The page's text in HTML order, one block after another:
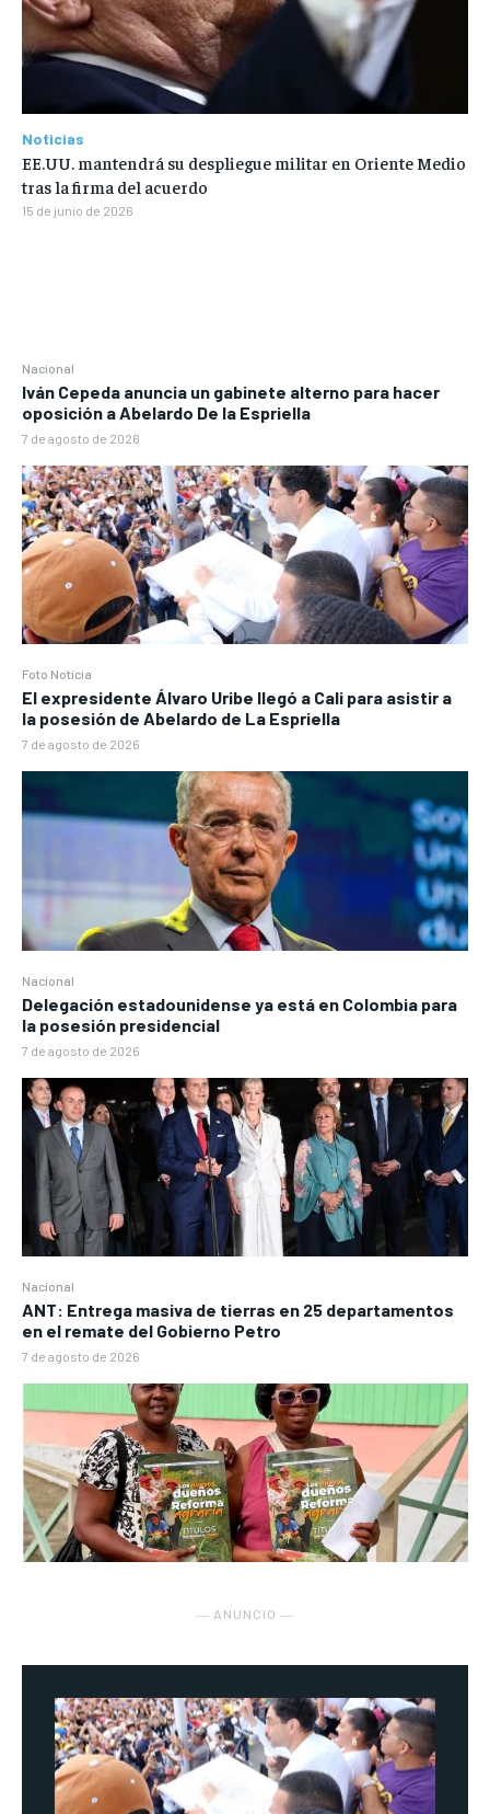
Nacional
Iván Cepeda anuncia un gabinete alterno para hacer
oposición a Abelardo De la Espriella
7 de agosto de 2026
Foto Noticia
El expresidente Álvaro Uribe llegó a Cali para asistir a
la posesión de Abelardo de La Espriella
7 de agosto de 2026
Nacional
Delegación estadounidense ya está en Colombia para
la posesión presidencial
7 de agosto de 2026
Nacional
ANT: Entrega masiva de tierras en 25 departamentos
en el remate del Gobierno Petro
7 de agosto de 2026
― ANUNCIO ―
Noticias
EE.UU. mantendrá su despliegue militar en Oriente Medio
tras la firma del acuerdo
15 de junio de 2026